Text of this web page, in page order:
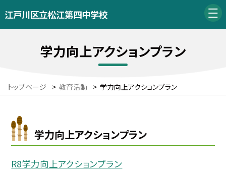
江戸川区立松江第四中学校
学力向上アクションプラン
トップページ > 教育活動 > 学力向上アクションプラン
学力向上アクションプラン
R8学力向上アクションプラン